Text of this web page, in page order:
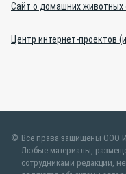
Сайт о домашних животных
Центр интернет-проектов
Все права защищены ООО
Любые материалы,
сотрудниками редакции,